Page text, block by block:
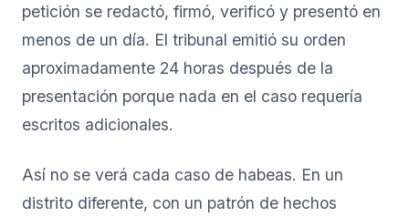
petición se redactó, firmó, verificó y presentó en
menos de un día. El tribunal emitió su orden
aproximadamente 24 horas después de la
presentación porque nada en el caso requería
escritos adicionales.
Así no se verá cada caso de habeas. En un
distrito diferente, con un patrón de hechos